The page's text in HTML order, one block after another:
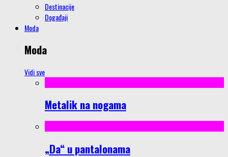
Destinacije
Događaji
Moda
Moda
Vidi sve
Metalik na nogama
„Da“ u pantalonama